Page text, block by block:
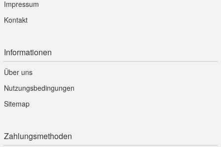
Impressum
Kontakt
Informationen
Über uns
Nutzungsbedingungen
Sitemap
Zahlungsmethoden